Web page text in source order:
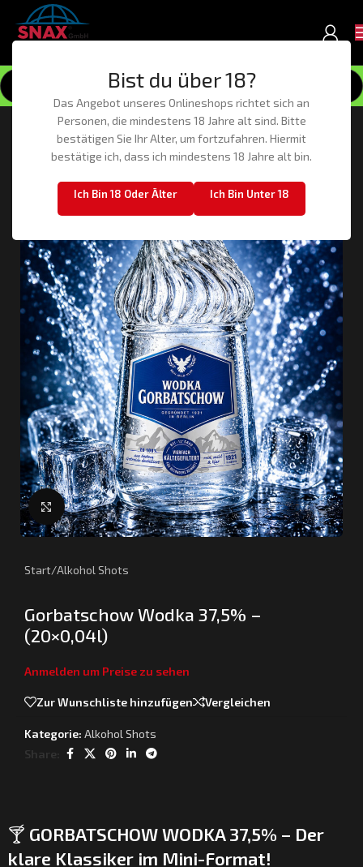
Bist du über 18?
Das Angebot unseres Onlineshops richtet sich an
Personen, die mindestens 18 Jahre alt sind. Bitte
bestätigen Sie Ihr Alter, um fortzufahren. Hiermit
bestätige ich, dass ich mindestens 18 Jahre alt bin.
Ich Bin 18 Oder Älter Ich Bin Unter 18
Klick zum Vergrößern
Start/Alkohol Shots
Gorbatschow Wodka 37,5% –
(20×0,04l)
Anmelden um Preise zu sehen
Zur Wunschliste hinzufügen Vergleichen
Kategorie: Alkohol Shots
Share:
🍸 GORBATSCHOW WODKA 37,5% – Der
klare Klassiker im Mini-Format!